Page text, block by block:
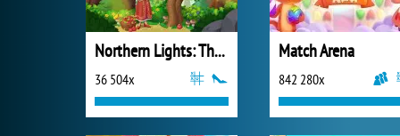
Northern Lights: The Secret of the Forest
36 504x
Match Arena
842 280x